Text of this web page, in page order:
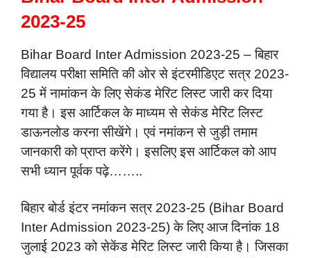
2023-25
Bihar Board Inter Admission 2023-25 – बिहार
विद्यालय परीक्षा समिति की ओर से इंटरमीडिएट सत्र 2023-
25 में नामांकन के लिए सेकंड मेरिट लिस्ट जारी कर दिया
गया है। इस आर्टिकल के माध्यम से सेकंड मेरिट लिस्ट
डाऊनलोड करना सीखेंगे। एवं नमांकन से जुड़ी तमाम
जानकारी को प्राप्त करेंगे। इसलिए इस आर्टिकल को आप
सभी ध्यान पूर्वक पढ़े……..
बिहार बोर्ड इंटर नमांकन सत्र 2023-25 (Bihar Board
Inter Admission 2023-25) के लिए आज दिनांक 18
जुलाई 2023 को सेकेंड मेरिट लिस्ट जारी किया है। जिसका